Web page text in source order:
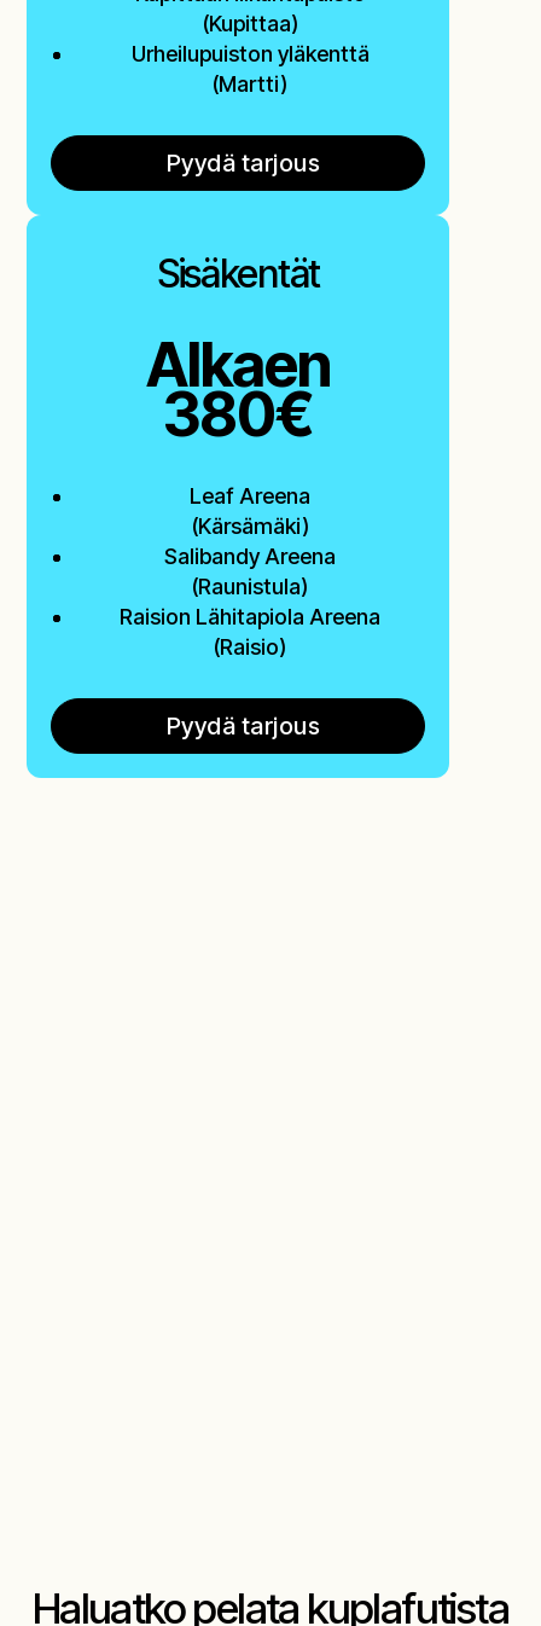
(Kupittaa)
Urheilupuiston yläkenttä
(Martti)
Pyydä tarjous
Sisäkentät
Alkaen
380€
Leaf Areena
(Kärsämäki)
Salibandy Areena
(Raunistula)
Raision Lähitapiola Areena
(Raisio)
Pyydä tarjous
Haluatko pelata kuplafutista